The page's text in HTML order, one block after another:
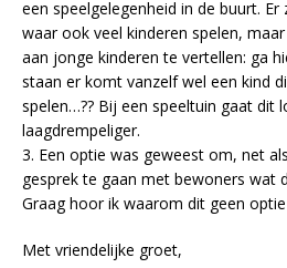
een speelgelegenheid in de buurt.
waar ook veel kinderen spelen,
aan jonge kinderen te vertellen: ga
staan er komt vanzelf wel een kind
spelen…?? Bij een speeltuin gaat dit
laagdrempeliger.
3. Een optie was geweest om, net
gesprek te gaan met bewoners wat
Graag hoor ik waarom dit geen optie
Met vriendelijke groet,